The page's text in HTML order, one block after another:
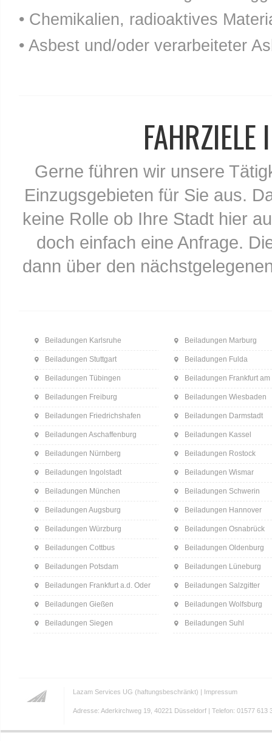
• Chemikalien, radioaktives
• Asbest und/oder verarbeiteter
Gerne führen wir unsere
Einzugsgebieten für Sie aus.
keine Rolle ob Ihre Stadt hier
doch einfach eine Anfrage.
dann über den
Beiladungen Karlsruhe
Beiladungen Stuttgart
Beiladungen Tübingen
Beiladungen Freiburg
Beiladungen Friedrichshafen
Beiladungen Aschaffenburg
Beiladungen Nürnberg
Beiladungen Ingolstadt
Beiladungen München
Beiladungen Augsburg
Beiladungen Würzburg
Beiladungen Cottbus
Beiladungen Potsdam
Beiladungen Frankfurt a.d. Oder
Beiladungen Gießen
Beiladungen Siegen
Beiladungen Marburg
Beiladungen Fulda
Beiladungen Frankfurt am
Beiladungen Wiesbaden
Beiladungen Darmstadt
Beiladungen Kassel
Beiladungen Rostock
Beiladungen Wismar
Beiladungen Schwerin
Beiladungen Hannover
Beiladungen Osnabrück
Beiladungen Oldenburg
Beiladungen Lüneburg
Beiladungen Salzgitter
Beiladungen Wolfsburg
Beiladungen Suhl
Lazam Services UG (haftungsbeschränkt) | Impressum
Adresse: Aderkirchweg 19, 40221 Düsseldorf | Telefon: 01577